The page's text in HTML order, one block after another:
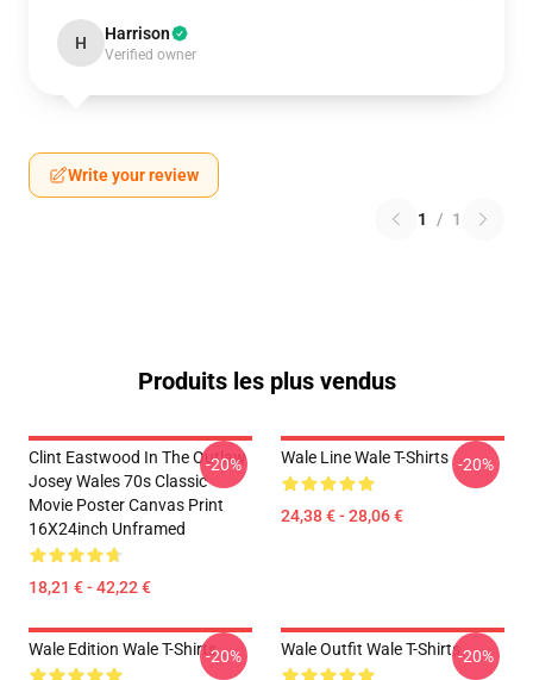
H Harrison
Verified owner
Write your review
1 / 1
Produits les plus vendus
Clint Eastwood In The Outlaw
Josey Wales 70s Classic
Movie Poster Canvas Print
16X24inch Unframed
18,21 € - 42,22 €
-20% Wale Line Wale T-Shirts
24,38 € - 28,06 €
-20%
Wale Edition Wale T-Shirts-20% Wale Outfit Wale T-Shirts-20%